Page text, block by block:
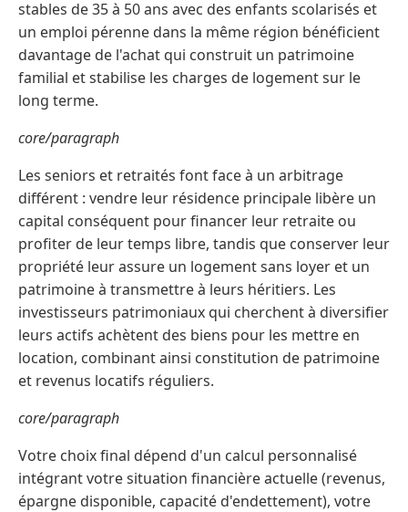
stables de 35 à 50 ans avec des enfants scolarisés et
un emploi pérenne dans la même région bénéficient
davantage de l'achat qui construit un patrimoine
familial et stabilise les charges de logement sur le
long terme.
core/paragraph
Les seniors et retraités font face à un arbitrage
différent : vendre leur résidence principale libère un
capital conséquent pour financer leur retraite ou
profiter de leur temps libre, tandis que conserver leur
propriété leur assure un logement sans loyer et un
patrimoine à transmettre à leurs héritiers. Les
investisseurs patrimoniaux qui cherchent à diversifier
leurs actifs achètent des biens pour les mettre en
location, combinant ainsi constitution de patrimoine
et revenus locatifs réguliers.
core/paragraph
Votre choix final dépend d'un calcul personnalisé
intégrant votre situation financière actuelle (revenus,
épargne disponible, capacité d'endettement), votre